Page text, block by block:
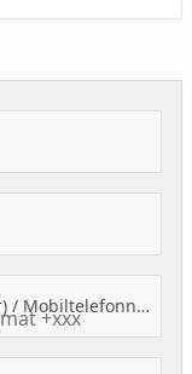
Міжнародний формат (Міжн. формат) / Mobiltelefonnummer